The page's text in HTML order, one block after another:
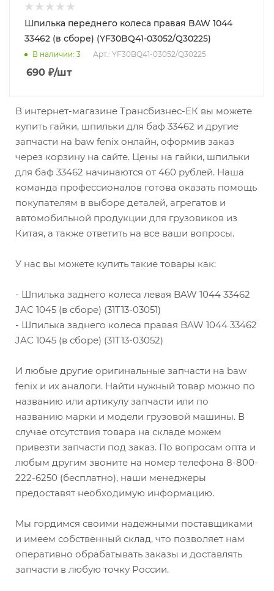
Шпилька переднего колеса правая BAW 1044
33462 (в сборе) (YF30BQ41-03052/Q30225)
В наличии: 3 Арт.: YF30BQ41-03052/Q30225
690 ₽/шт
В интернет-магазине Трансбизнес-ЕК вы можете
купить гайки, шпильки для баф 33462 и другие
запчасти на baw fenix онлайн, оформив заказ
через корзину на сайте. Цены на гайки, шпильки
для баф 33462 начинаются от 460 рублей. Наша
команда профессионалов готова оказать помощь
покупателям в выборе деталей, агрегатов и
автомобильной продукции для грузовиков из
Китая, а также ответить на все ваши вопросы.
У нас вы можете купить такие товары как:
- Шпилька заднего колеса левая BAW 1044 33462
JAC 1045 (в сборе) (31T13-03051)
- Шпилька заднего колеса правая BAW 1044 33462
JAC 1045 (в сборе) (31T13-03052)
И любые другие оригинальные запчасти на baw
fenix и их аналоги. Найти нужный товар можно по
названию или артикулу запчасти или по
названию марки и модели грузовой машины. В
случае отсутствия товара на складе можем
привезти запчасти под заказ. По вопросам опта и
любым другим звоните на номер телефона 8-800-
222-6250 (бесплатно), наши менеджеры
предоставят необходимую информацию.
Мы гордимся своими надежными поставщиками
и имеем собственный склад, что позволяет нам
оперативно обрабатывать заказы и доставлять
запчасти в любую точку России.